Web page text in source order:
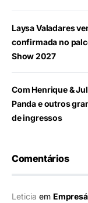
Laysa Valadares
confirmada no
Show 2027
Com Henrique &
Panda e outros
de ingressos
Comentários
Leticia em